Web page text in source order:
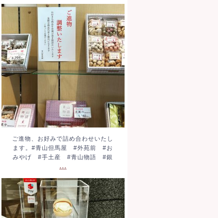
ご進物、お好みで詰め合わ
せいたします。#青山但馬
屋 #外苑前 #おみやげ
#手土産 #青山物語 #銀...
ご進物、お好みで詰め合わせいたし
ます。#青山但馬屋 #外苑前 #お
みやげ #手土産 #青山物語 #銀
...
もなかピーナッツアイス。
税込320円です。濃厚ピー